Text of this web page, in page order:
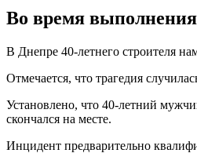
Во время
В Днепре 40-летнего строителя
Отмечается, что трагедия
Установлено, что 40-летний
скончался на месте.
Инцидент предварительно